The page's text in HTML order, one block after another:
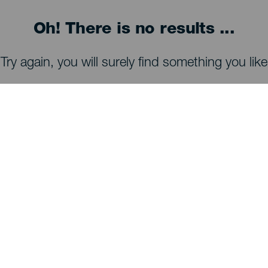
Oh! There is no results ...
Try again, you will surely find something you like